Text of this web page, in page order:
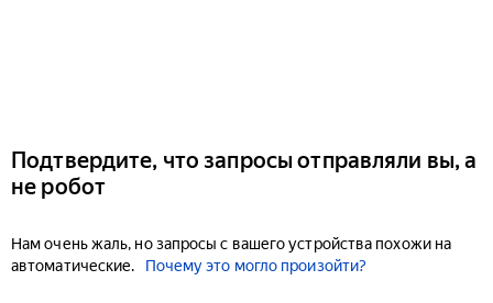
Подтвердите, что запросы отправляли вы, а
не робот
Нам очень жаль, но запросы с вашего устройства похожи на
автоматические.
Почему это могло произойти?